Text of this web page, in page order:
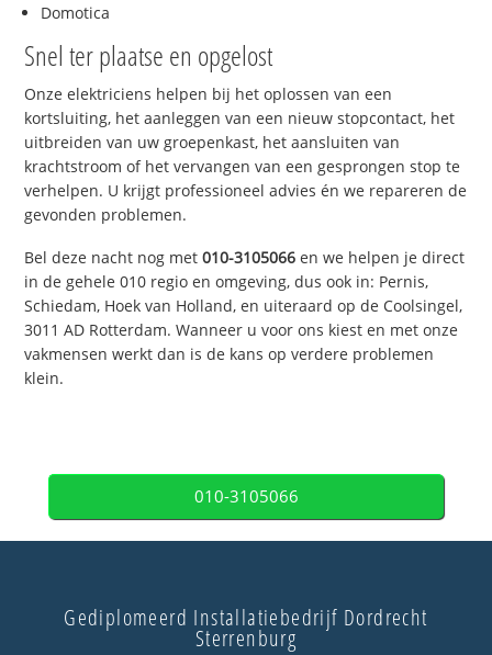
Domotica
Snel ter plaatse en opgelost
Onze elektriciens helpen bij het oplossen van een
kortsluiting, het aanleggen van een nieuw stopcontact, het
uitbreiden van uw groepenkast, het aansluiten van
krachtstroom of het vervangen van een gesprongen stop te
verhelpen. U krijgt professioneel advies én we repareren de
gevonden problemen.
Bel deze nacht nog met010-3105066 en we helpen je direct
in de gehele 010 regio en omgeving, dus ook in: Pernis,
Schiedam, Hoek van Holland, en uiteraard op de Coolsingel,
3011 AD Rotterdam. Wanneer u voor ons kiest en met onze
vakmensen werkt dan is de kans op verdere problemen
klein.
010-3105066
Gediplomeerd Installatiebedrijf Dordrecht
Sterrenburg